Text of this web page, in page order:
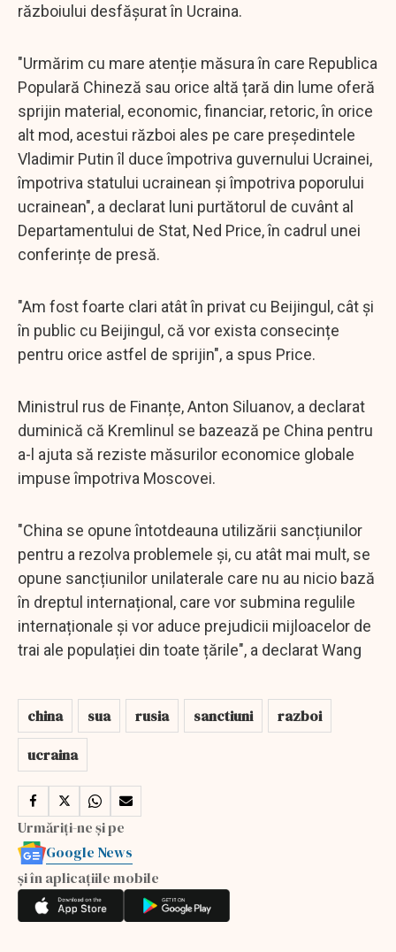
războiului desfășurat în Ucraina.
"Urmărim cu mare atenție măsura în care Republica
Populară Chineză sau orice altă țară din lume oferă
sprijin material, economic, financiar, retoric, în orice
alt mod, acestui război ales pe care președintele
Vladimir Putin îl duce împotriva guvernului Ucrainei,
împotriva statului ucrainean și împotriva poporului
ucrainean", a declarat luni purtătorul de cuvânt al
Departamentului de Stat, Ned Price, în cadrul unei
conferințe de presă.
"Am fost foarte clari atât în privat cu Beijingul, cât și
în public cu Beijingul, că vor exista consecințe
pentru orice astfel de sprijin", a spus Price.
Ministrul rus de Finanțe, Anton Siluanov, a declarat
duminică că Kremlinul se bazează pe China pentru
a-l ajuta să reziste măsurilor economice globale
impuse împotriva Moscovei.
"China se opune întotdeauna utilizării sancțiunilor
pentru a rezolva problemele și, cu atât mai mult, se
opune sancțiunilor unilaterale care nu au nicio bază
în dreptul internațional, care vor submina regulile
internaționale și vor aduce prejudicii mijloacelor de
trai ale populației din toate țările", a declarat Wang
china sua rusia sanctiuni
razboi
ucraina
Urmăriți-ne și pe
Google News
și în aplicațiile mobile